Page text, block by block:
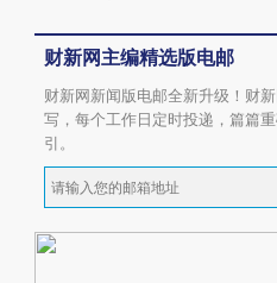
财新网主编精选版电邮
财新网新闻版电邮全新升级！财
写，每个工作日定时投递，篇篇
引。